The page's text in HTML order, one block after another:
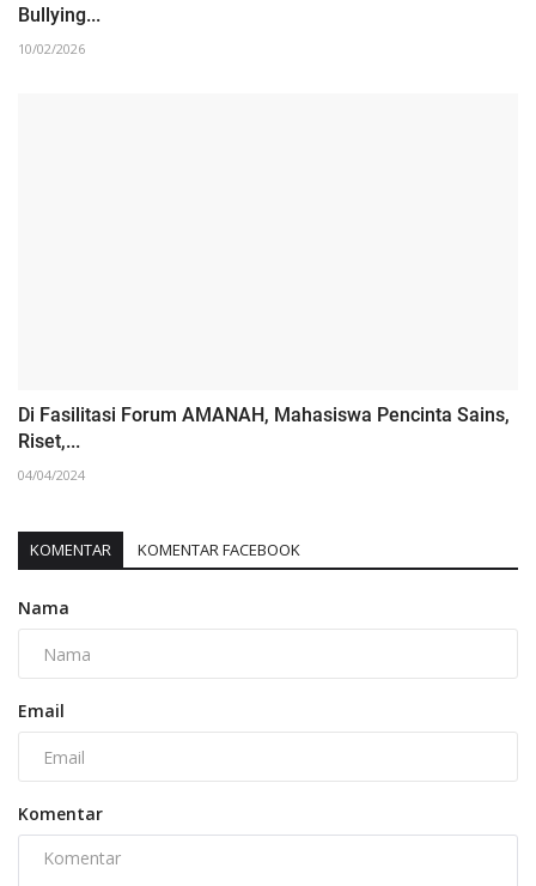
Bullying...
10/02/2026
Di Fasilitasi Forum AMANAH, Mahasiswa Pencinta Sains,
Riset,...
04/04/2024
KOMENTAR KOMENTAR FACEBOOK
Nama
Email
Komentar